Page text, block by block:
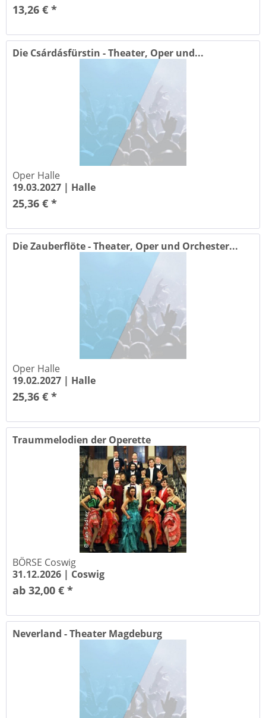
13,26 € *
Die Csárdásfürstin - Theater, Oper und...
Oper Halle
19.03.2027 | Halle
25,36 € *
Die Zauberflöte - Theater, Oper und Orchester...
Oper Halle
19.02.2027 | Halle
25,36 € *
Traummelodien der Operette
BÖRSE Coswig
31.12.2026 | Coswig
ab 32,00 € *
Neverland - Theater Magdeburg